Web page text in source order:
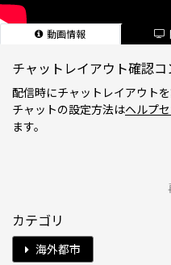
動画情報
チャットレイアウト確認コ
配信時にチャットレイアウト
チャットの設定方法はヘルプ
ます。
カテゴリ
海外都市